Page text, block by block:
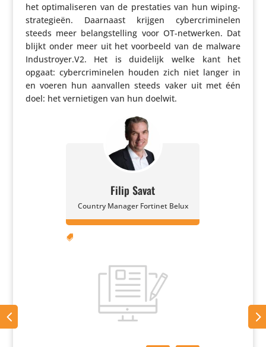
het opti­ma­li­seren van de pres­ta­ties van hun wiping­
stra­te­gieën. Daarnaast krijgen cyber­cri­mi­nelen
steeds meer belang­stel­ling voor OT-netwerken. Dat
blijkt onder meer uit het voorbeeld van de malware
Industroyer.V2. Het is duidelijk welke kant het
opgaat: cyber­cri­mi­nelen houden zich niet langer in
en voeren hun aanvallen steeds vaker uit met één
doel: het vernie­tigen van hun doelwit.
Filip Savat
Country Manager Fortinet Belux
